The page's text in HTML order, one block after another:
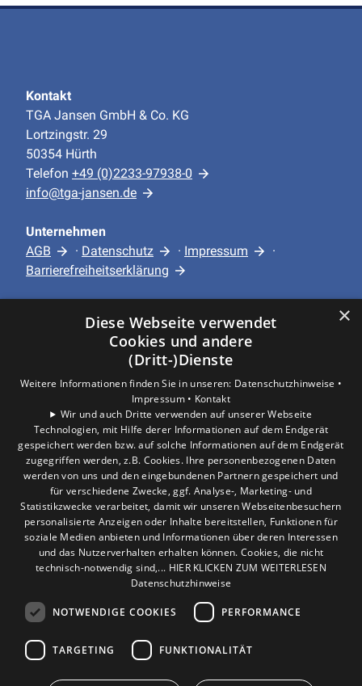
Kontakt
TGA Jansen GmbH & Co. KG
Lortzingstr. 29
50354 Hürth
Telefon +49 (0)2233-97938-0
info@tga-jansen.de
Unternehmen
AGB
· Datenschutz · Impressum
·
Barrierefreiheitserklärung
Leistungen
Standort
Hürth
×
Diese Webseite verwendet
Cookies und andere
(Dritt-)Dienste
Weitere Informationen finden Sie in unseren: Datenschutzhinweise •
Impressum • Kontakt
Wir und auch Dritte verwenden auf unserer Webseite
Technologien, mit Hilfe derer Informationen auf dem Endgerät
gespeichert werden bzw. auf solche Informationen auf dem Endgerät
zugegriffen werden, z.B. Cookies. Ihre personenbezogenen Daten
werden von uns und den eingebundenen Partnern gespeichert und
für verschiedene Zwecke, ggf. Analyse-, Marketing- und
Statistikzwecke verarbeitet, damit wir unseren Webseitenbesuchern
personalisierte Anzeigen oder Inhalte bereitstellen, Funktionen für
soziale Medien anbieten und Informationen über deren Interessen
und das Nutzerverhalten erhalten können. Cookies, die nicht
technisch-notwendig sind,... HIER KLICKEN ZUM WEITERLESEN
Datenschutzhinweise
NOTWENDIGE COOKIES PERFORMANCE
TARGETING FUNKTIONALITÄT